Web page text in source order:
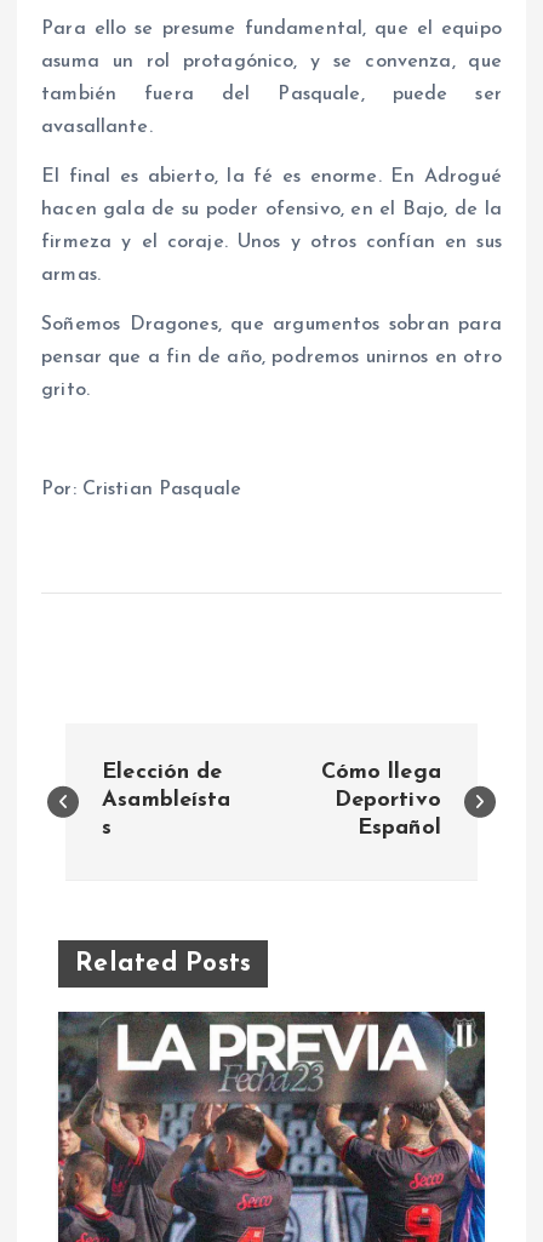
Para ello se presume fundamental, que el equipo
asuma un rol protagónico, y se convenza, que
también fuera del Pasquale, puede ser
avasallante.
El final es abierto, la fé es enorme. En Adrogué
hacen gala de su poder ofensivo, en el Bajo, de la
firmeza y el coraje. Unos y otros confían en sus
armas.
Soñemos Dragones, que argumentos sobran para
pensar que a fin de año, podremos unirnos en otro
grito.
Por: Cristian Pasquale
a
e
g
a
c
ó
Elección de
Asambleísta
s
Cómo llega
Deportivo
Español
Related Posts